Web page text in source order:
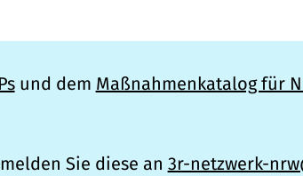
und dem Maßnahmenkatalog für
Sie diese an 3r-netzwerk-